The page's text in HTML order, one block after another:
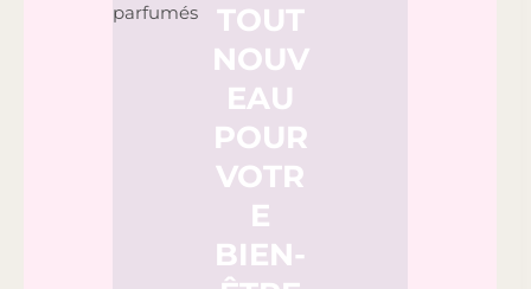
TOUT
NOUV
EAU
POUR
VOTR
E
BIEN-